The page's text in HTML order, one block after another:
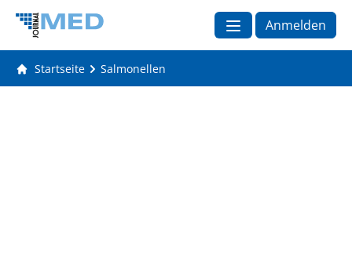
Anmelden
Startseite Salmonellen